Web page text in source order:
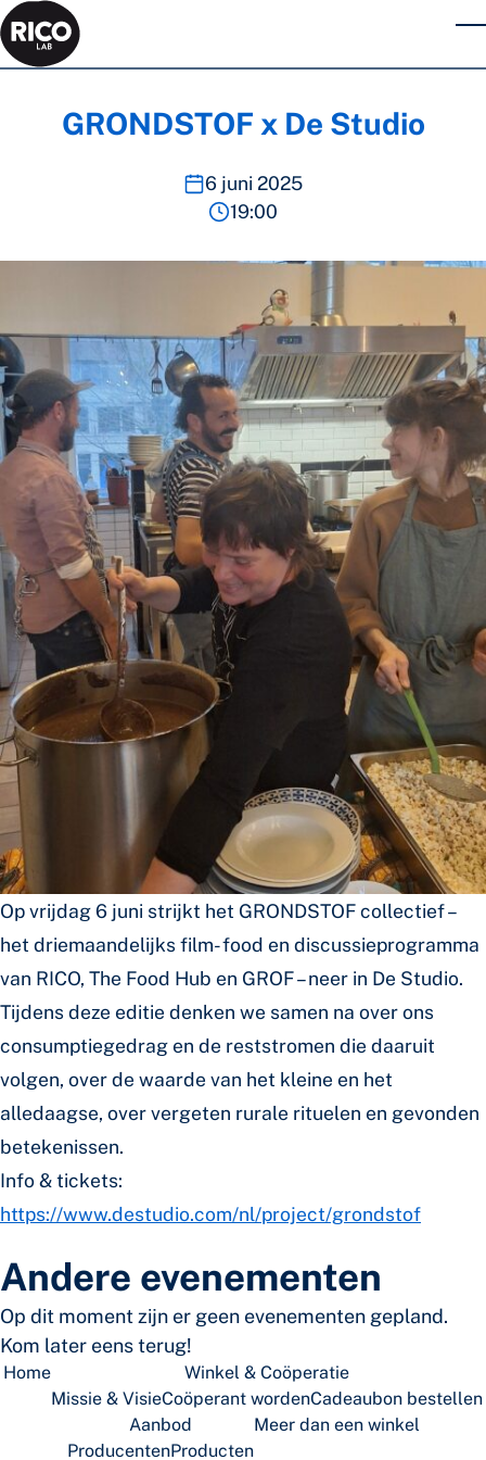
Skip to main content
GRONDSTOF x De Studio
6 juni 2025
19:00
Op vrijdag 6 juni strijkt het GRONDSTOF collectief –
het driemaandelijks film- food en discussieprogramma
van RICO, The Food Hub en GROF – neer in De Studio.
Tijdens deze editie denken we samen na over ons
consumptiegedrag en de reststromen die daaruit
volgen, over de waarde van het kleine en het
alledaagse, over vergeten rurale rituelen en gevonden
betekenissen.
Info & tickets:
https://www.destudio.com/nl/project/grondstof
Andere evenementen
Op dit moment zijn er geen evenementen gepland.
Kom later eens terug!
Home
Winkel & Coöperatie
Missie & VisieCoöperant wordenCadeaubon bestellen
Aanbod
ProducentenProducten
Meer dan een winkel